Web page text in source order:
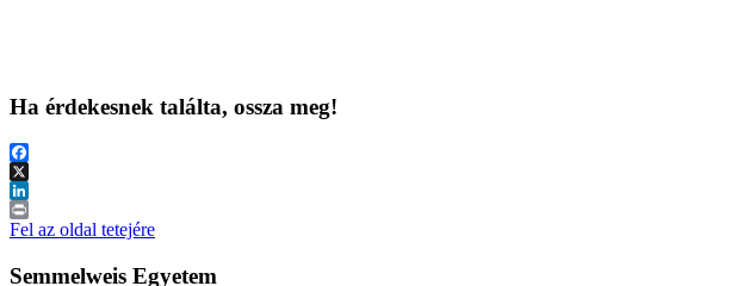
Ha érdekesnek találta, ossza meg!
Facebook
X
LinkedIn
Print
Fel az oldal tetejére
Semmelweis Egyetem